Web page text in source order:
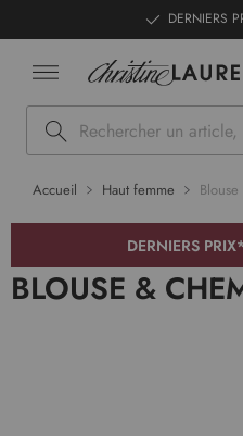
DERNIERS
Rechercher
Accueil Haut femme
DERNIERS PRIX*
BLOUSE &